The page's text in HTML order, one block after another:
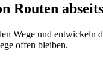
Routen
Wege und entwickeln
offen bleiben.